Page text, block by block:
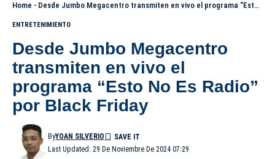
Home - Desde Jumbo Megacentro transmiten en vivo el programa “Esto No Es Radio” por Black Friday
ENTRETENIMIENTO
Desde Jumbo Megacentro
transmiten en vivo el
programa “Esto No Es Radio”
por Black Friday
Last Updated: 29 De Noviembre De 2024 07:29
ByYOAN SILVERIO